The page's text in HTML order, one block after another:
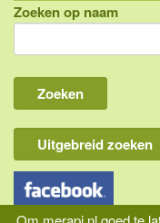
Indonesië,
Bali
Lombok
Flores &
Overige Sunda
Java
Zoeken op naam
Uitgebreid zoeken